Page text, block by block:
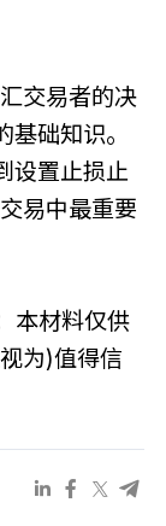
交易者的决
础知识。
设置止损止
易中最重要
本材料仅供
为)值得信